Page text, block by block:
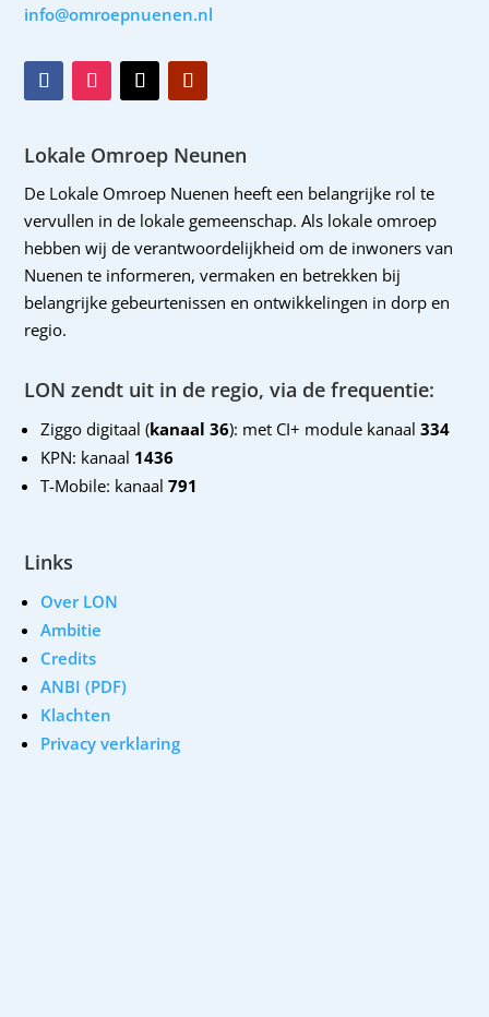
info@omroepnuenen.nl
Lokale Omroep Neunen
De Lokale Omroep Nuenen heeft een belangrijke rol te
vervullen in de lokale gemeenschap. Als lokale omroep
hebben wij de verantwoordelijkheid om de inwoners van
Nuenen te informeren, vermaken en betrekken bij
belangrijke gebeurtenissen en ontwikkelingen in dorp en
regio.
LON zendt uit in de regio, via de frequentie:
Ziggo digitaal (kanaal 36): met CI+ module kanaal 334
KPN: kanaal 1436
T-Mobile: kanaal791
Links
Over LON
Ambitie
Credits
ANBI (PDF)
Klachten
Privacy verklaring